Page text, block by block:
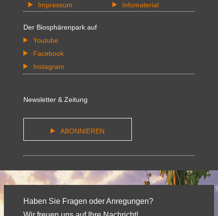
Impressum
Infomaterial
Der Biosphärenpark auf
Youtube
Facebook
Instagram
Newsletter & Zeitung
ABONNIEREN
Haben Sie Fragen oder Anregungen?